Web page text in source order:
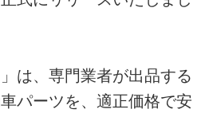
は、専門業者が出品する
パーツを、適正価格で安